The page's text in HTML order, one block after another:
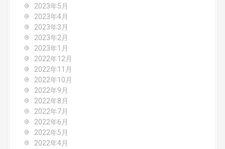
2023年5月
2023年4月
2023年3月
2023年2月
2023年1月
2022年12月
2022年11月
2022年10月
2022年9月
2022年8月
2022年7月
2022年6月
2022年5月
2022年4月